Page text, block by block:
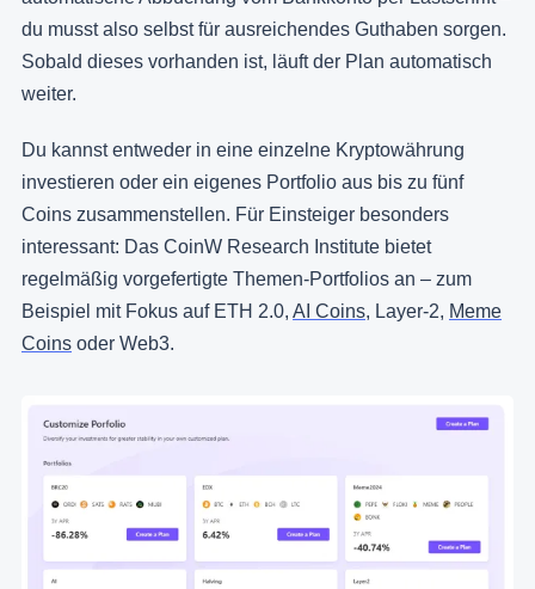
du musst also selbst für ausreichendes Guthaben sorgen.
Sobald dieses vorhanden ist, läuft der Plan automatisch
weiter.
Du kannst entweder in eine einzelne Kryptowährung
investieren oder ein eigenes Portfolio aus bis zu fünf
Coins zusammenstellen. Für Einsteiger besonders
interessant: Das CoinW Research Institute bietet
regelmäßig vorgefertigte Themen-Portfolios an – zum
Beispiel mit Fokus auf ETH 2.0, AI Coins, Layer-2, Meme
Coins oder Web3.